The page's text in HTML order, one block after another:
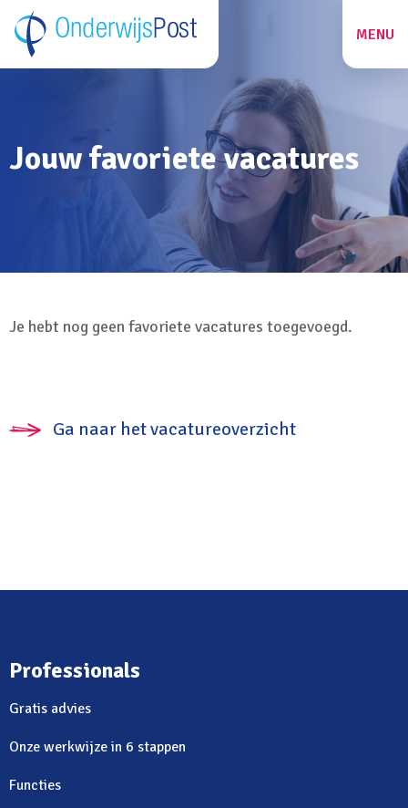
ZOEKEN
MENU
Jouw favoriete vacatures
Je hebt nog geen favoriete vacatures toegevoegd.
Ga naar het vacatureoverzicht
Professionals
Gratis advies
Onze werkwijze in 6 stappen
Functies